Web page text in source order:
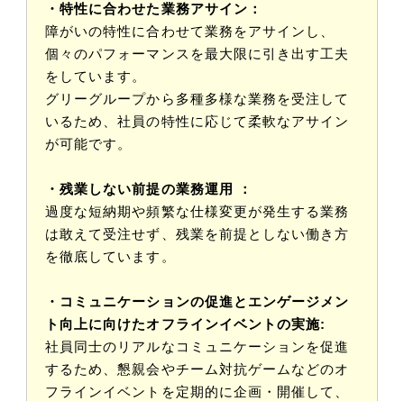
・特性に合わせた業務アサイン：
障がいの特性に合わせて業務をアサインし、
個々のパフォーマンスを最大限に引き出す工夫
をしています。
グリーグループから多種多様な業務を受注して
いるため、社員の特性に応じて柔軟なアサイン
が可能です。
・残業しない前提の業務運用 ：
過度な短納期や頻繁な仕様変更が発生する業務
は敢えて受注せず、残業を前提としない働き方
を徹底しています。
・コミュニケーションの促進とエンゲージメン
ト向上に向けたオフラインイベントの実施:
社員同士のリアルなコミュニケーションを促進
するため、懇親会やチーム対抗ゲームなどのオ
フラインイベントを定期的に企画・開催して、